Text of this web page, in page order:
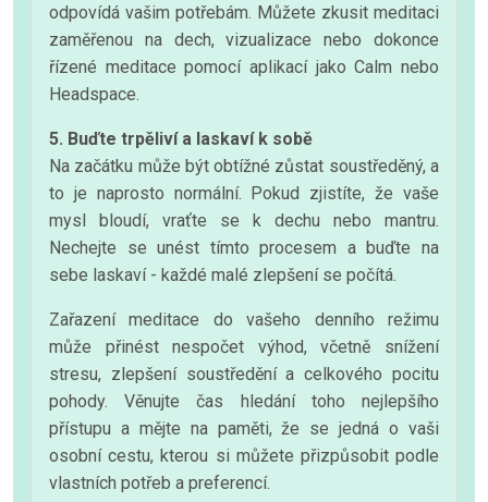
odpovídá vašim potřebám. Můžete zkusit meditaci
zaměřenou na dech, vizualizace nebo dokonce
řízené meditace pomocí aplikací jako Calm nebo
Headspace.
5. Buďte trpěliví a laskaví k sobě
Na začátku může být obtížné zůstat soustředěný, a
to je naprosto normální. Pokud zjistíte, že vaše
mysl bloudí, vraťte se k dechu nebo mantru.
Nechejte se unést tímto procesem a buďte na
sebe laskaví - každé malé zlepšení se počítá.
Zařazení meditace do vašeho denního režimu
může přinést nespočet výhod, včetně snížení
stresu, zlepšení soustředění a celkového pocitu
pohody. Věnujte čas hledání toho nejlepšího
přístupu a mějte na paměti, že se jedná o vaši
osobní cestu, kterou si můžete přizpůsobit podle
vlastních potřeb a preferencí.